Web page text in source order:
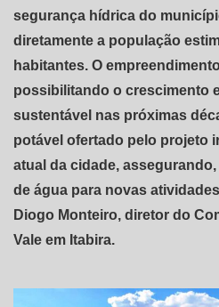
segurança hídrica do
diretamente a população
habitantes. O
possibilitando o crescimento
sustentável nas próximas
potável ofertado pelo projeto
atual da cidade,
de água para novas
Diogo Monteiro, diretor do
Vale em Itabira.